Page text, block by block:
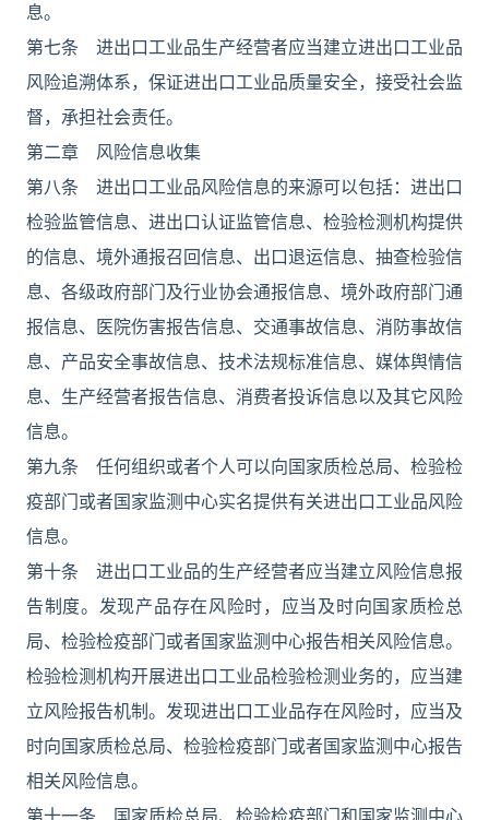
息。
第七条 进出口工业品生产经营者应当建立进出口工业品
风险追溯体系，保证进出口工业品质量安全，接受社会监
督，承担社会责任。
第二章 风险信息收集
第八条 进出口工业品风险信息的来源可以包括：进出口
检验监管信息、进出口认证监管信息、检验检测机构提供
的信息、境外通报召回信息、出口退运信息、抽查检验信
息、各级政府部门及行业协会通报信息、境外政府部门通
报信息、医院伤害报告信息、交通事故信息、消防事故信
息、产品安全事故信息、技术法规标准信息、媒体舆情信
息、生产经营者报告信息、消费者投诉信息以及其它风险
信息。
第九条 任何组织或者个人可以向国家质检总局、检验检
疫部门或者国家监测中心实名提供有关进出口工业品风险
信息。
第十条 进出口工业品的生产经营者应当建立风险信息报
告制度。发现产品存在风险时，应当及时向国家质检总
局、检验检疫部门或者国家监测中心报告相关风险信息。
检验检测机构开展进出口工业品检验检测业务的，应当建
立风险报告机制。发现进出口工业品存在风险时，应当及
时向国家质检总局、检验检疫部门或者国家监测中心报告
相关风险信息。
第十一条 国家质检总局、检验检疫部门和国家监测中心